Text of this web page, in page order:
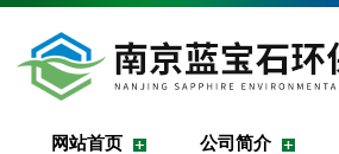
网站首页 公司简介